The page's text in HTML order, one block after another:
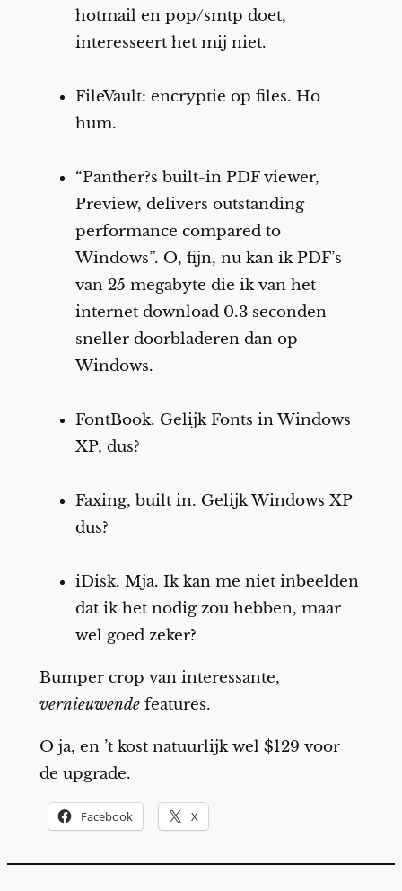
hotmail en pop/smtp doet,
interesseert het mij niet.
FileVault: encryptie op files. Ho
hum.
“Panther?s built-in PDF viewer,
Preview, delivers outstanding
performance compared to
Windows”. O, fijn, nu kan ik PDF’s
van 25 megabyte die ik van het
internet download 0.3 seconden
sneller doorbladeren dan op
Windows.
FontBook. Gelijk Fonts in Windows
XP, dus?
Faxing, built in. Gelijk Windows XP
dus?
iDisk. Mja. Ik kan me niet inbeelden
dat ik het nodig zou hebben, maar
wel goed zeker?
Bumper crop van interessante,
vernieuwendefeatures.
O ja, en ’t kost natuurlijk wel $129 voor
de upgrade.
Facebook X